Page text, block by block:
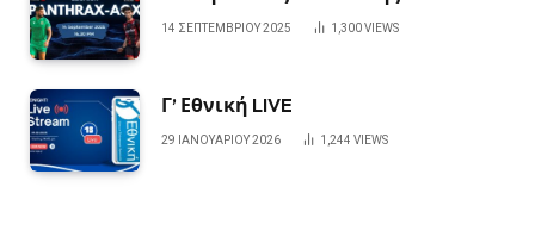
14 ΣΕΠΤΕΜΒΡΊΟΥ 2025 1,300VIEWS
Γ’ Εθνική LIVE
29 ΙΑΝΟΥΑΡΊΟΥ 2026 1,244 VIEWS